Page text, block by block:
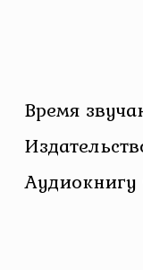
Время
Аудиокнигу